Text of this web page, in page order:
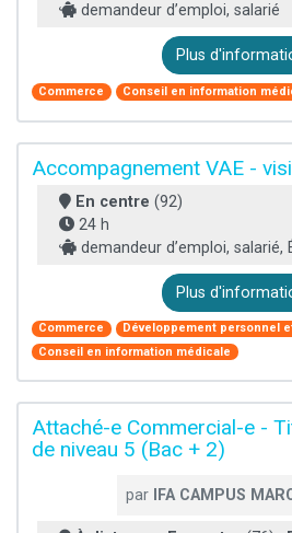
demandeur d’emploi, salarié
Plus
Commerce Conseil en information
Accompagnement VAE -
En centre (92)
24 h
demandeur d’emploi, salarié,
Plus
Commerce
Développement personnel
Conseil en information médicale
Attaché-e Commercial-e -
de niveau 5 (Bac + 2)
par IFA CAMPUS